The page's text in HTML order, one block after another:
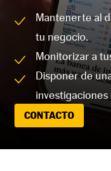
Mantenerte al
tu negocio.
Monitorizar a
Disponer de
CONTACTO